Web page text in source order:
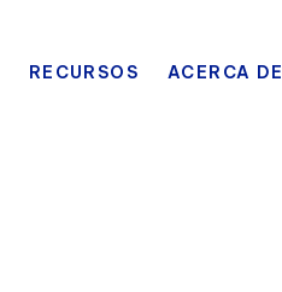
RECURSOS ACERCA DE